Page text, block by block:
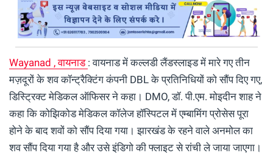
Wayanad , वायनाड : वायनाड में कल्लडी लैंडस्लाइड में मारे गए तीन
मज़दूरों के शव कॉन्ट्रैक्टिंग कंपनी DBL के प्रतिनिधियों को सौंप दिए गए,
डिस्ट्रिक्ट मेडिकल ऑफिसर ने कहा। DMO, डॉ. पी.एम. मोइदीन शाह ने
कहा कि कोझिकोड मेडिकल कॉलेज हॉस्पिटल में एम्बामिंग प्रोसेस पूरा
होने के बाद शवों को सौंप दिया गया। झारखंड के रहने वाले अनमोल का
शव सौंप दिया गया है और उसे इंडिगो की फ्लाइट से रांची ले जाया जाएगा।